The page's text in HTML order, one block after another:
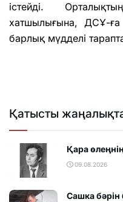
істейді.
хатшылығына, ДСҰ-
барлық мүдделі
Қатысты
Қара
09.08.2026
Сашка бәрін